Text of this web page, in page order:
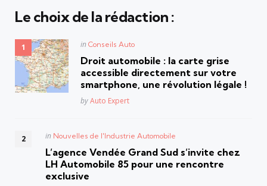
Le choix de la rédaction :
Posted
in Conseils Auto
Droit automobile : la carte grise
accessible directement sur votre
smartphone, une révolution légale !
Posted
byAuto Expert
Posted
in Nouvelles de l'Industrie Automobile
L’agence Vendée Grand Sud s’invite chez
LH Automobile 85 pour une rencontre
exclusive